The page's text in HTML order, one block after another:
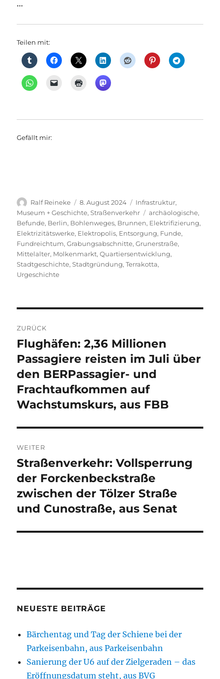
…
Teilen mit:
Gefällt mir:
Autor
Ralf Reineke
Veröffentlicht
am
8. August 2024 Kategorien
Infrastruktur,
Museum + Geschichte,Straßenverkehr Schlagwörter
archäologische,
Befunde, Berlin, Bohlenweges, Brunnen, Elektrifizierung,
Elektrizitätswerke, Elektropolis, Entsorgung, Funde,
Fundreichtum,Grabungsabschnitte,Grunerstraße,
Mittelalter, Molkenmarkt,Quartiersentwicklung,
Stadtgeschichte,Stadtgründung,Terrakotta,
Urgeschichte
ZURÜCK
Vorheriger
Beitrag:
Flughäfen: 2,36 Millionen
Passagiere reisten im Juli über
den BERPassagier- und
Frachtaufkommen auf
Wachstumskurs, aus FBB
WEITER
Nächster
Beitrag:
Straßenverkehr: Vollsperrung
der Forckenbeckstraße
zwischen der Tölzer Straße
und Cunostraße, aus Senat
NEUESTE BEITRÄGE
Bärchentag und Tag der Schiene bei der
Parkeisenbahn, aus Parkeisenbahn
Sanierung der U6 auf der Zielgeraden – das
Eröffnungsdatum steht, aus BVG